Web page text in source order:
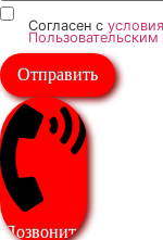
Согласен с
Отправить
Позвонить